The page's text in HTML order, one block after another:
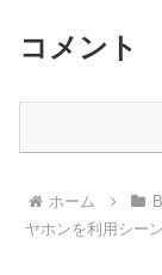
コメント
ホーム
ヤホンを利用シー